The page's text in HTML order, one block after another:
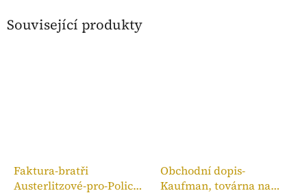
Související produkty
Faktura-bratři
Austerlitzové-pro-Police
Obchodní dopis-
Kaufman, továrna na